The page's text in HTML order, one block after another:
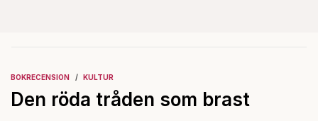
BOKRECENSION KULTUR
Den röda tråden som brast